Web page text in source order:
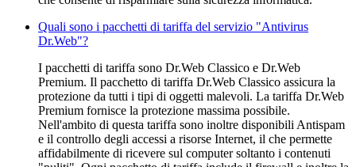
Quali sono i pacchetti di tariffa del servizio "Antivirus
Dr.Web"?
I pacchetti di tariffa sono Dr.Web Classico e Dr.Web
Premium. Il pacchetto di tariffa Dr.Web Classico assicura la
protezione da tutti i tipi di oggetti malevoli. La tariffa Dr.Web
Premium fornisce la protezione massima possibile.
Nell'ambito di questa tariffa sono inoltre disponibili Antispam
e il controllo degli accessi a risorse Internet, il che permette
affidabilmente di ricevere sul computer soltanto i contenuti